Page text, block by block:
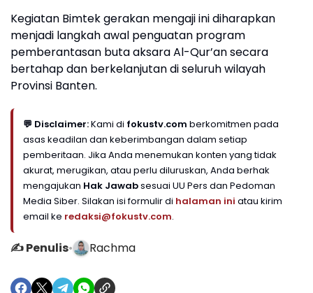
Kegiatan Bimtek gerakan mengaji ini diharapkan
menjadi langkah awal penguatan program
pemberantasan buta aksara Al-Qur’an secara
bertahap dan berkelanjutan di seluruh wilayah
Provinsi Banten.
💬 Disclaimer:Kami di fokustv.com berkomitmen pada
asas keadilan dan keberimbangan dalam setiap
pemberitaan. Jika Anda menemukan konten yang tidak
akurat, merugikan, atau perlu diluruskan, Anda berhak
mengajukan Hak Jawabsesuai UU Pers dan Pedoman
Media Siber. Silakan isi formulir di halaman ini atau kirim
email ke redaksi@fokustv.com.
✍️ Penulis• Rachma